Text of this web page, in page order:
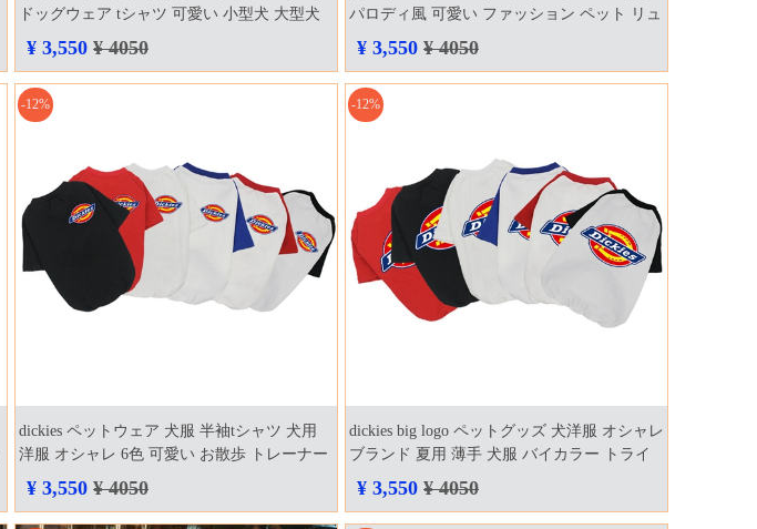
ドッグウェア tシャツ 可愛い 小型犬 大型犬
ブラック ホワイト 夏洋服 ペットウェア 激安
¥ 3,550 ¥ 4050
パロディ風 可愛い ファッション ペット リュ
ック 猫 汎用 アクセサリー インスタ 人気
¥ 3,550 ¥ 4050
-12%
dickies ペットウェア 犬服 半袖tシャツ 犬用
洋服 オシャレ 6色 可愛い お散歩 トレーナー
ディッキーズ 服 夏 薄手 通気性 ブランドド
ッグウェア ファッション 人気 bigロゴ
¥ 3,550 ¥ 4050
-12%
dickies big logo ペットグッズ 犬洋服 オシャレ
ブランド 夏用 薄手 犬服 バイカラー トライ
カラー 可愛い お散歩 トレーナー ドッグウェ
ア tシャツ ディッキーズ
¥ 3,550 ¥ 4050